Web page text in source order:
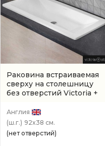
Раковина встраиваемая
сверху на столешницу
без отверстий Victoria +
(арт. DU-ROS-91-IO)
Англия
(ш.г.) 92x38 см.
(нет отверстий)